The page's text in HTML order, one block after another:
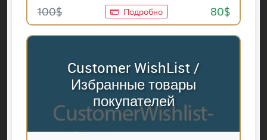
100$ Подробно 80$
Customer WishList /
Избранные товары
покупателей